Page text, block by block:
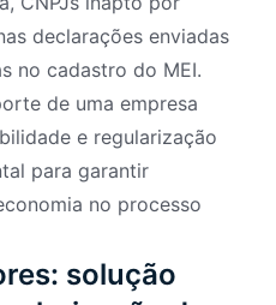
declarações enviadas
no cadastro do MEI.
de uma empresa
e regularização
para garantir
no processo
solução